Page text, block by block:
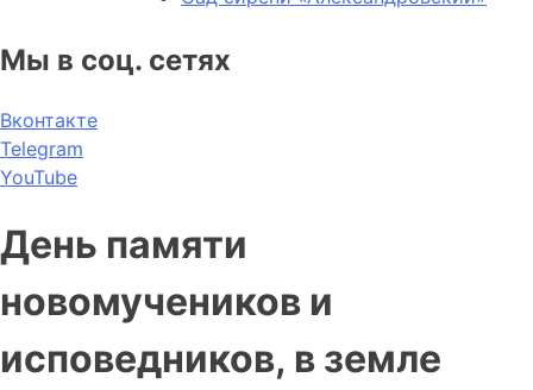
Мы в соц. сетях
Вконтакте
Telegram
YouTube
День памяти
новомучеников и
исповедников, в земле